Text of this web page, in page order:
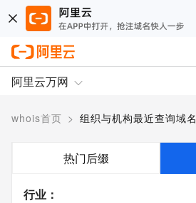
阿里云万网
whois首页 > 组织与机构最近查询域名
热门后缀
行业 ：